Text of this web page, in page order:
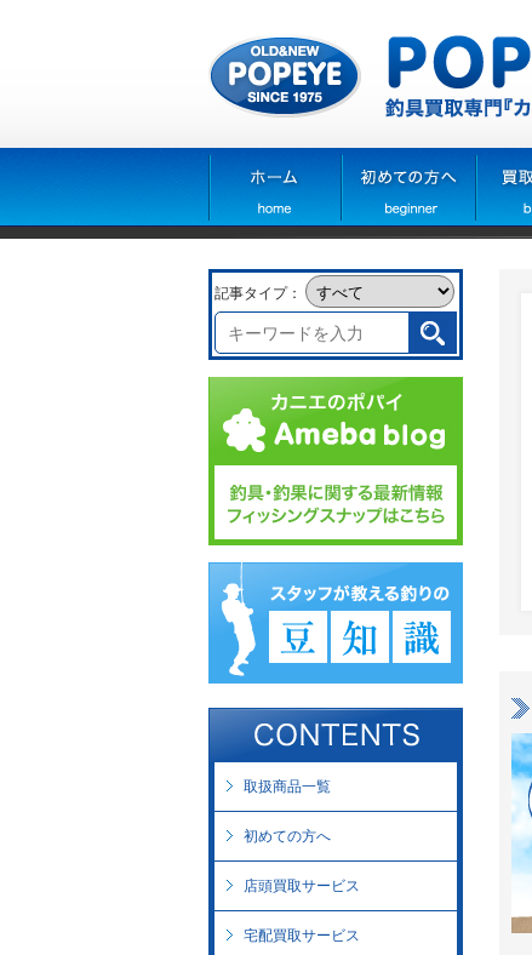
記事タイプ：
取扱商品一覧
初めての方へ
店頭買取サービス
宅配買取サービス